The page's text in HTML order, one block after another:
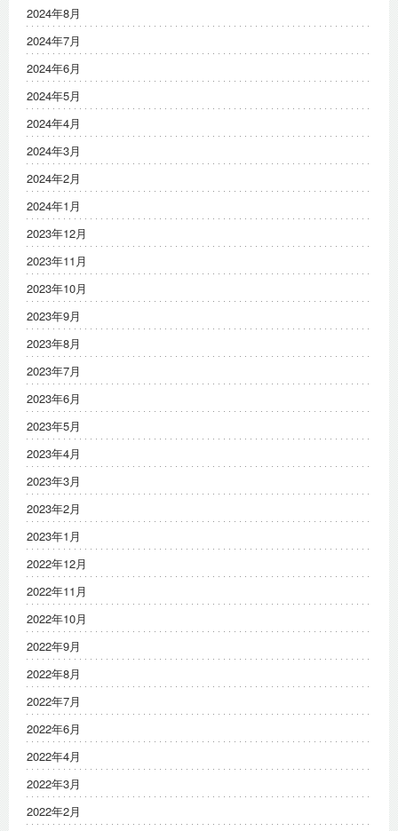
2024年8月
2024年7月
2024年6月
2024年5月
2024年4月
2024年3月
2024年2月
2024年1月
2023年12月
2023年11月
2023年10月
2023年9月
2023年8月
2023年7月
2023年6月
2023年5月
2023年4月
2023年3月
2023年2月
2023年1月
2022年12月
2022年11月
2022年10月
2022年9月
2022年8月
2022年7月
2022年6月
2022年4月
2022年3月
2022年2月